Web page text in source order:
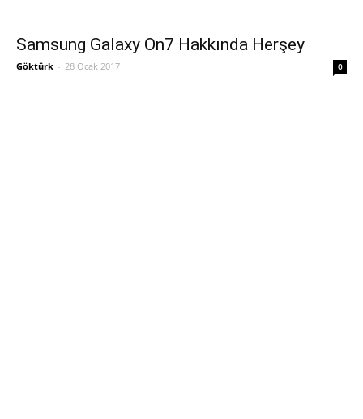
Samsung Galaxy On7 Hakkında Herşey
Göktürk - 28 Ocak 2017 0